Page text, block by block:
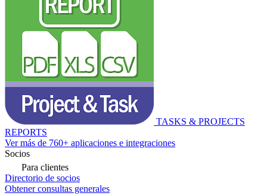
TASKS & PROJECTS
REPORTS
Ver más de 760+ aplicaciones e integraciones
Socios
Para clientes
Directorio de socios
Obtener consultas generales